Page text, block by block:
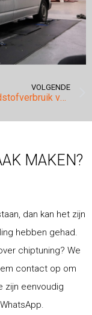
VOLGENDE
Lager brandstofverbruik voor de Tiguan 2.0TSI
MAKEN?
dan kan het zijn
hebben gehad.
chiptuning? We
contact op om
zijn eenvoudig